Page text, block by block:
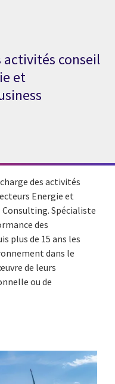
activités conseil
et
des activités
Energie et
Consulting. Spécialiste
des
plus de 15 ans les
dans le
de leurs
ou de